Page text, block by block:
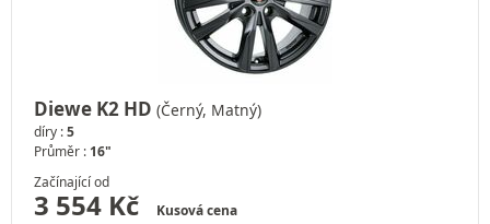
Diewe K2 HD (Černý, Matný)
díry :5
Průměr : 16"
Začínající od
3 554 Kč
Kusová cena